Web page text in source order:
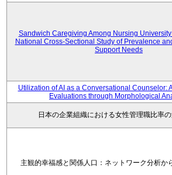
Sandwich Caregiving Among Nursing University
National Cross-Sectional Study of Prevalence
Support Needs
Utilization of AI as a Conversational Counselor:
Evaluations through Morphological
日本の企業組織における女性管理職比率
主観的幸福感と関係人口：ネットワーク分析か